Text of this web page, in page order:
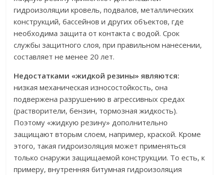
гидроизоляции кровель, подвалов, металлических
конструкций, бассейнов и других объектов, где
необходима защита от контакта с водой. Срок
службы защитного слоя, при правильном нанесении,
составляет не менее 20 лет.
Недостатками «жидкой резины» являются:
низкая механическая износостойкость, она
подвержена разрушению в агрессивных средах
(растворители, бензин, тормозная жидкость).
Поэтому «жидкую резину» дополнительно
защищают вторым слоем, например, краской. Кроме
этого, такая гидроизоляция может применяться
только снаружи защищаемой конструкции. То есть, к
примеру, внутренняя битумная гидроизоляция